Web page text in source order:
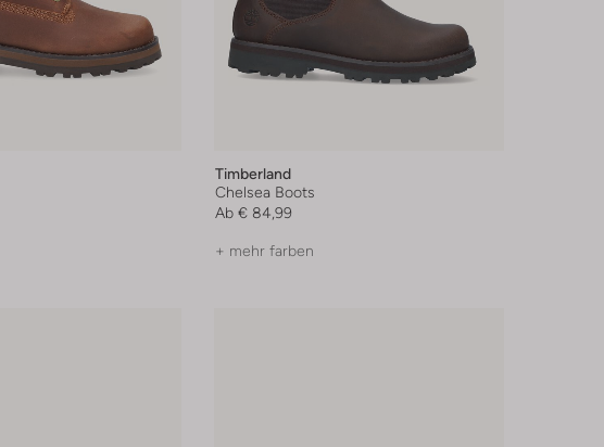
Timberland
Chelsea Boots
Ab € 84,99
+ mehr farben